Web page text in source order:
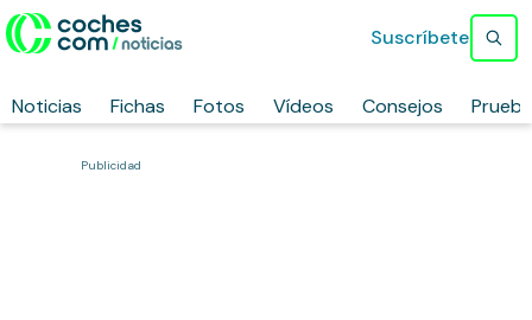
Noticias Fichas Fotos Vídeos Consejos
Suscríbete
Publicidad